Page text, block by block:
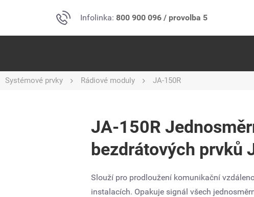
Infolinka: 800 900 096 / provolba 5
Systémové prvky Rádiové moduly JA-150R
JA-150R
bezdrátových prvků
Slouží pro prodloužení komunikační
instalacích. Opakuje signál všech